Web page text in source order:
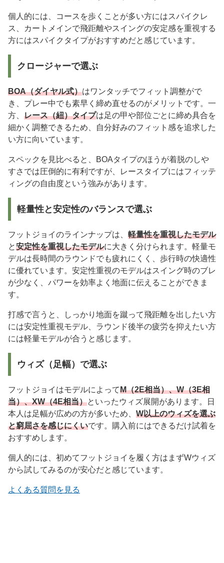
個人的には、コースを歩くことが多い方にはスパイクレ
ス、カートメインで飛距離やスイングの安定感を重視する
方にはスパイクタイプがおすすめだと感じています。
クロージャーで選ぶ
BOA（ダイヤル式）はワンタッチでフィット調整がで
き、プレー中でも素早く締め直せるのがメリットです。一
方、 レース（紐）タイプは足の甲や部位ごとに締め具合を
細かく調整できるため、自分好みのフィット感を追求した
い方に向いています。
スペックを見比べると、BOAタイプのほうが着脱のしや
すさでは圧倒的に有利ですが、レースタイプにはフィッテ
ィングの自由度という強みがあります。
軽量性と安定性のバランスで選ぶ
フットジョイのラインナップは、 軽量性を重視したモデル
と安定性を重視したモデルに大きく分けられます。軽量モ
デルは長時間のラウンドでも疲れにくく、歩行時の快適性
に優れています。安定性重視のモデルはスイング時のブレ
が少なく、パワーを効率よく地面に伝えることができま
す。
打感で言うと、しっかり地面を蹴って飛距離を出したい方
には安定性重視モデル、ラウンド後半の疲労を抑えたい方
には軽量モデルが合うと感じます。
ウィズ（足幅）で選ぶ
フットジョイはモデルによってM（2E相当）、W（3E相
当）、XW（4E相当）といったウィズ展開があります。日
本人は足幅が広めの方が多いため、 W以上のウィズを選ぶ
と窮屈さを感じにくいです。購入前にはできるだけ試着を
おすすめします。
個人的には、初めてフットジョイを履く方はまずWウィズ
から試してみるのが安心だと感じています。
よくある質問を見る